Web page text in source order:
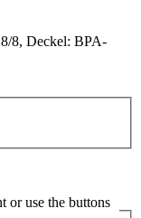
8, Deckel: BPA-
or use the buttons